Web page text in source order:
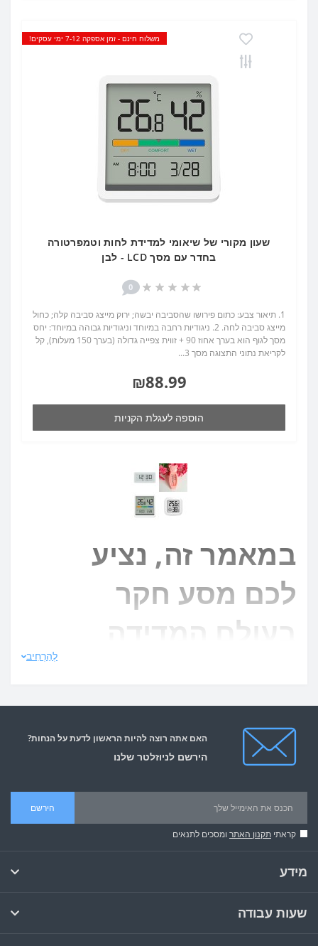
משלוח חינם - זמן אספקה 7-12 ימי עסקים!
שעון מקורי של שיאומי למדידת לחות וטמפרטורה
בחדר עם מסך LCD - לבן
0
1. תיאור צבע: כתום פירושו שהסביבה יבשה; ירוק מייצג סביבה קלה; כחול
מייצג סביבה לחה. 2. ניגודיות רחבה במיוחד וניגודיות גבוהה במיוחד: יחס
מסך לגוף הוא בערך אחוז 90 + זווית צפייה גדולה (בערך 150 מעלות), קל
לקריאת נתוני התצוגה מסך 3...
₪88.99
הוספה לעגלת הקניות
במאמר זה, נציע
לכם מסע חקר
בעולם המדידה
התינוקות והמטבח,
באמצעות עשרת
המילים המפתח
הבאות: מד
טמפרטורה למקרר,
מד טמפרטורה
לְהַרְחִיב
האם אתה רוצה להיות הראשון לדעת על הנחות?
הירשם לניוזלטר שלנו
הירשם
קראתי תקנון האתר ומסכים לתנאים
מידע
שעות עבודה